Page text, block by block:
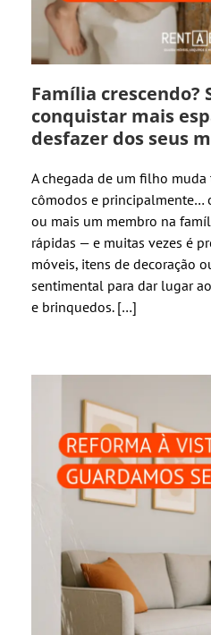
Família crescendo?
conquistar mais
desfazer dos seus
A chegada de um filho
cômodos e principalmente…
ou mais um membro na
rápidas — e muitas vezes é
móveis, itens de decoração
sentimental para dar lugar
e brinquedos. […]